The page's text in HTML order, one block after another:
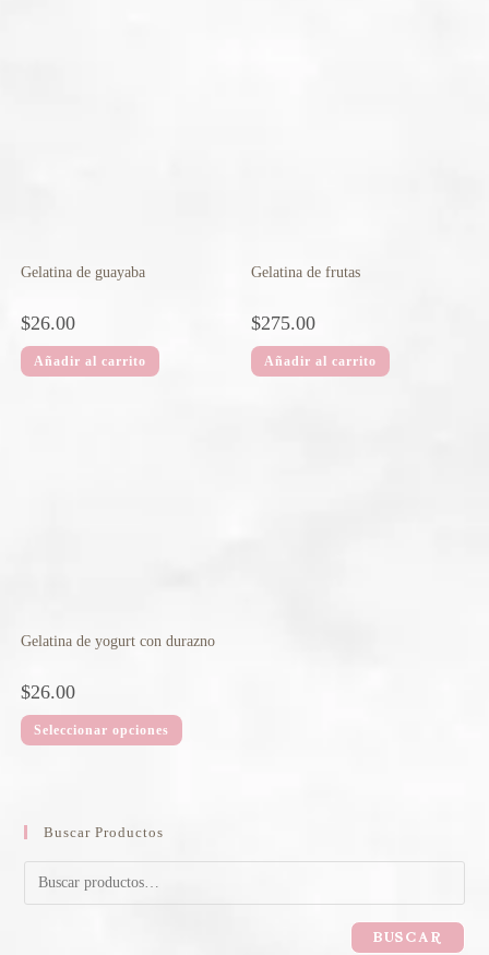
Gelatina de guayaba
$26.00
Añadir al carrito
Gelatina de frutas
$275.00
Añadir al carrito
Gelatina de yogurt con durazno
$26.00
Seleccionar opciones
Buscar Productos
BUSCAR